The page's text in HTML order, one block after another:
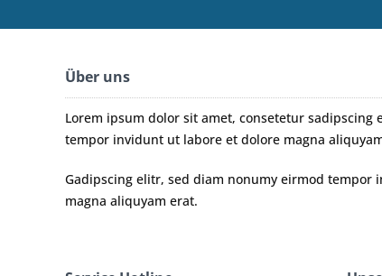
Über uns
Lorem ipsum dolor sit amet, consetetur sadipscing
tempor invidunt ut labore et dolore magna
Gadipscing elitr, sed diam nonumy eirmod tempor
magna aliquyam erat.